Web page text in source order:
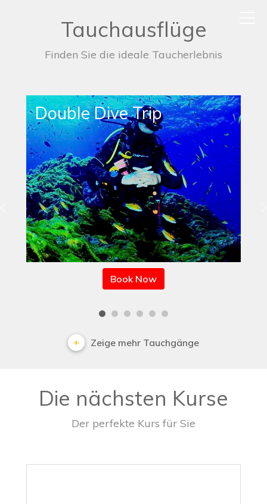
Tauchausflüge
Finden Sie die ideale Taucherlebnis
Single Dive Trip
Book Now
Zeige mehr Tauchgänge
Die nächsten Kurse
Der perfekte Kurs für Sie